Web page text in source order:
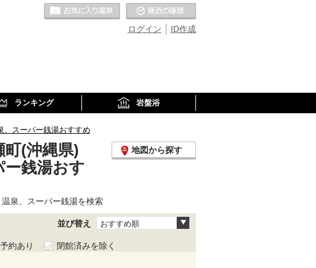
ID作成
ログイン
お気に入りの温泉
ランキング 岩盤浴
、スーパー銭湯おすすめ
町(沖縄県)
ー銭湯おす
地図から探す
泉、スーパー銭湯を検索
並び替え おすすめ順
約あり
閉館済みを除く